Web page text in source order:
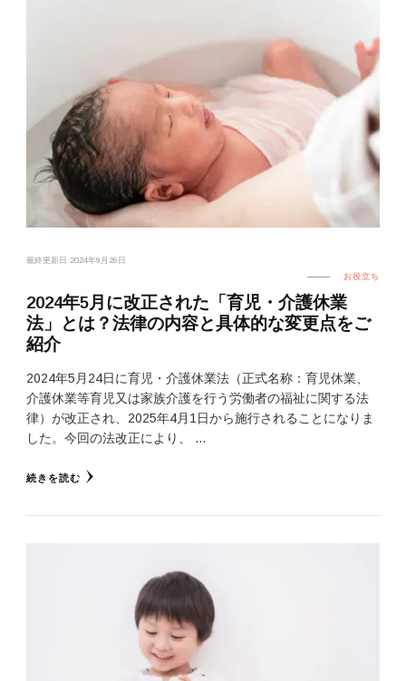
最終更新日 2024年9月26日
お役立ち
2024年5月に改正された「育児・介護休業
法」とは？法律の内容と具体的な変更点をご
紹介
2024年5月24日に育児・介護休業法（正式名称：育児休業、
介護休業等育児又は家族介護を行う労働者の福祉に関する法
律）が改正され、2025年4月1日から施行されることになりま
した。今回の法改正により、 …
続きを読む